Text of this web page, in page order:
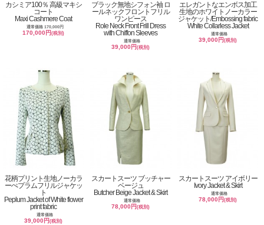
カシミア100％ 高級マキシ
コート
Maxi Cashmere Coat
通常価格 170,000円
170,000円(税別)
ブラック無地シフォン袖 ロ
ールネックフロントフリル
ワンピース
Role Neck Front Frill Dress
with Chiffon Sleeves
通常価格
39,000円(税別)
エレガントなエンボス加工
生地のホワイトノーカラー
ジャケット/Embossing fabric
White Collarless Jacket
通常価格
39,000円(税別)
花柄プリント生地ノーカラ
ーぺプラムフリルジャケッ
ト
Peplum Jacket of White flower
print fabric
通常価格
39,000円(税別)
スカートスーツ ブッチャー
ベージュ
Butcher Beige Jacket & Skirt
通常価格
78,000円(税別)
スカートスーツ アイボリー
Ivory Jacket & Skirt
通常価格
78,000円(税別)